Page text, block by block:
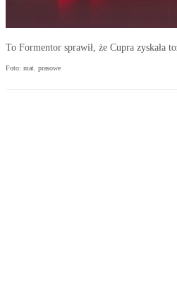
To Formentor sprawił, że Cupra zyskała
Foto: mat. prasowe